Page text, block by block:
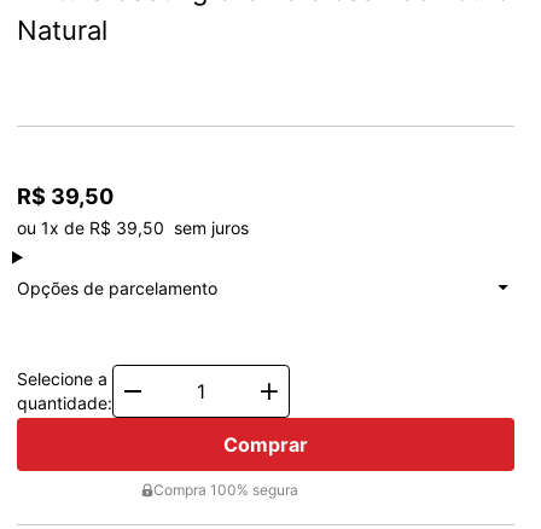
Natural
R$ 39,50
ou 1x de R$ 39,50  sem juros
Opções de parcelamento
à vistaR$ 39,50
Total: R$ 39,50
Selecione a
quantidade:
Comprar
Compra 100% segura